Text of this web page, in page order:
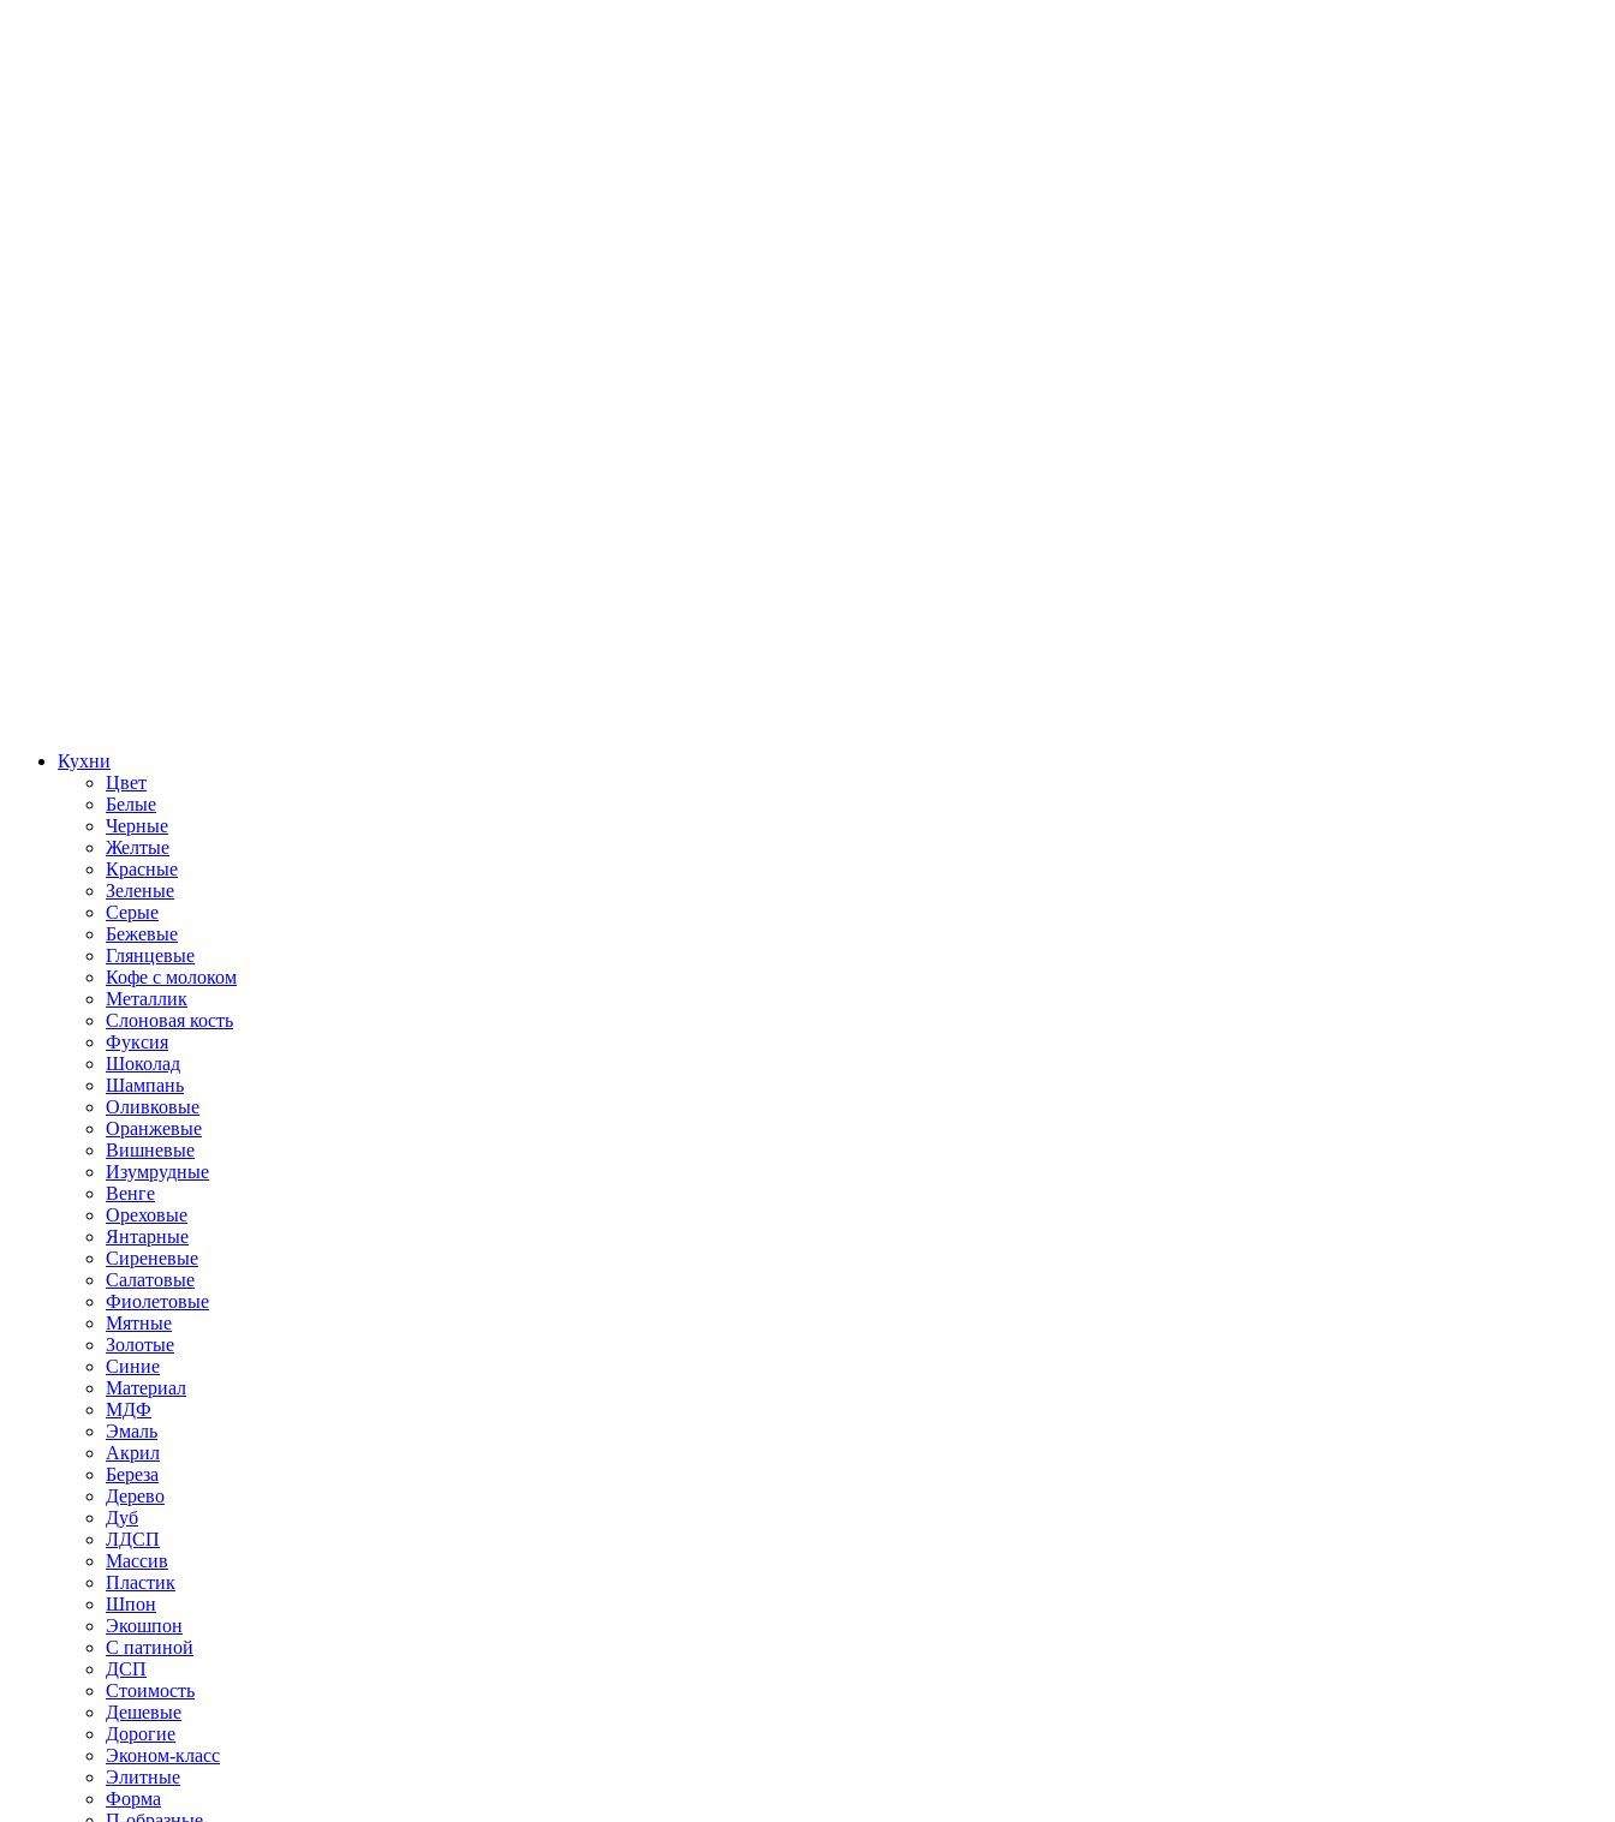
Кухни
Цвет
Белые
Черные
Желтые
Красные
Зеленые
Серые
Бежевые
Глянцевые
Кофе с молоком
Металлик
Слоновая кость
Фуксия
Шоколад
Шампань
Оливковые
Оранжевые
Вишневые
Изумрудные
Венге
Ореховые
Янтарные
Сиреневые
Салатовые
Фиолетовые
Мятные
Золотые
Синие
Материал
МДФ
Эмаль
Акрил
Береза
Дерево
Дуб
ЛДСП
Массив
Пластик
Шпон
Экошпон
С патиной
ДСП
Стоимость
Дешевые
Дорогие
Эконом-класс
Элитные
Форма